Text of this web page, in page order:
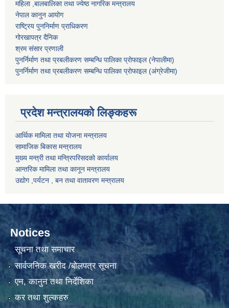
महिला ,बालबालिका तथा ज्येष्ठ नागरिक मन्त्रालय
नेपाल कानुन आयोग
राष्ट्रिय पुननिर्माण प्राधिकरण
गोरखापत्र दैनिक
श्रम संसार प्रणाली
पुनर्निर्माण तथा प्रबलीकरण सम्बन्धि पालिका प्राेफाइल (नेपालीमा)
पुनर्निर्माण तथा प्रबलीकरण सम्बन्धि पालिका प्राेफाइल(अंग्रेजीमा)
प्रदेश मन्त्रालयको लिङ्कहरू
आर्थिक मामिला तथा योजना मन्त्रालय
सामाजिक बिकास मन्त्रालय
मुख्य मन्त्री तथा मन्त्रिपरिसदको कार्यालय
आन्तरिक मामिला तथा कानून मन्त्रालय
उद्योग ,पर्यटन , बन तथा वातावरण मन्त्रालय
Notices
सूचना तथा समाचार
सार्वजनिक खरीद /बोलपत्र सूचना
एन, कानुन तथा निर्देशिका
कर तथा शुल्कहरु